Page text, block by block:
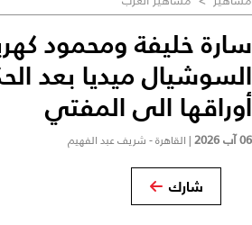
سارة خليفة ومحمود
السوشيال ميديا بعد
أوراقها الى المفتي
06 آب 2026 | القاهرة - شريف عبد الفهيم
شارك